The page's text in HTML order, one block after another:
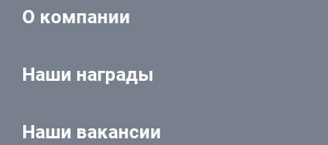
О компании
Наши награды
Наши вакансии